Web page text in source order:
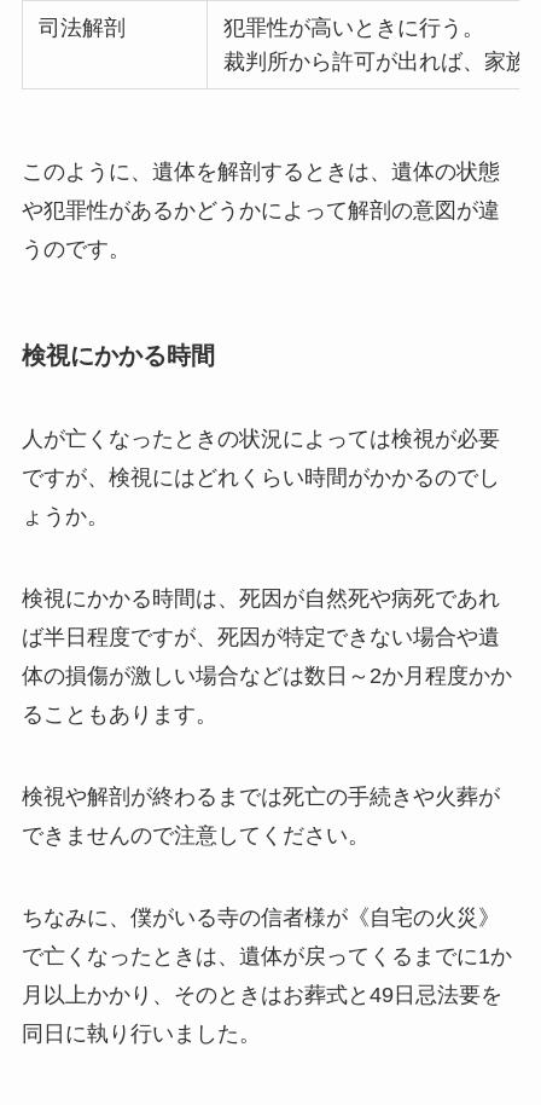
司法解剖
犯罪性が高いときに行う。
裁判所から許可が出れば、家族
このように、遺体を解剖するときは、遺体の状態
や犯罪性があるかどうかによって解剖の意図が違
うのです。
検視にかかる時間
人が亡くなったときの状況によっては検視が必要
ですが、検視にはどれくらい時間がかかるのでし
ょうか。
検視にかかる時間は、死因が自然死や病死であれ
ば半日程度ですが、死因が特定できない場合や遺
体の損傷が激しい場合などは数日～2か月程度かか
ることもあります。
検視や解剖が終わるまでは死亡の手続きや火葬が
できませんので注意してください。
ちなみに、僕がいる寺の信者様が《自宅の火災》
で亡くなったときは、遺体が戻ってくるまでに1か
月以上かかり、そのときはお葬式と49日忌法要を
同日に執り行いました。